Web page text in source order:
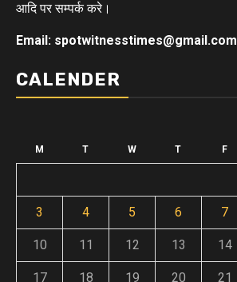
आदि पर सम्पर्क करे।
Email: spotwitnesstimes@gmail.com
CALENDER
M T W T F
3 4 5 6 7
10 11 12 13 14
17 18 19 20 21